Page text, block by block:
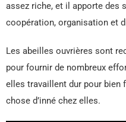
assez riche, et il apporte des
coopération, organisation et
Les abeilles ouvrières sont
pour fournir de nombreux
elles travaillent dur pour bien
chose d’inné chez elles.